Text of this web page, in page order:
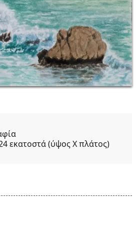
εκατοστά (ύψος Χ πλάτος)